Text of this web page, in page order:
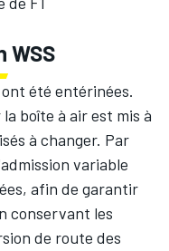
été entérinées.
boîte à air est mis à
à changer. Par
variable
afin de garantir
conservant les
de route des